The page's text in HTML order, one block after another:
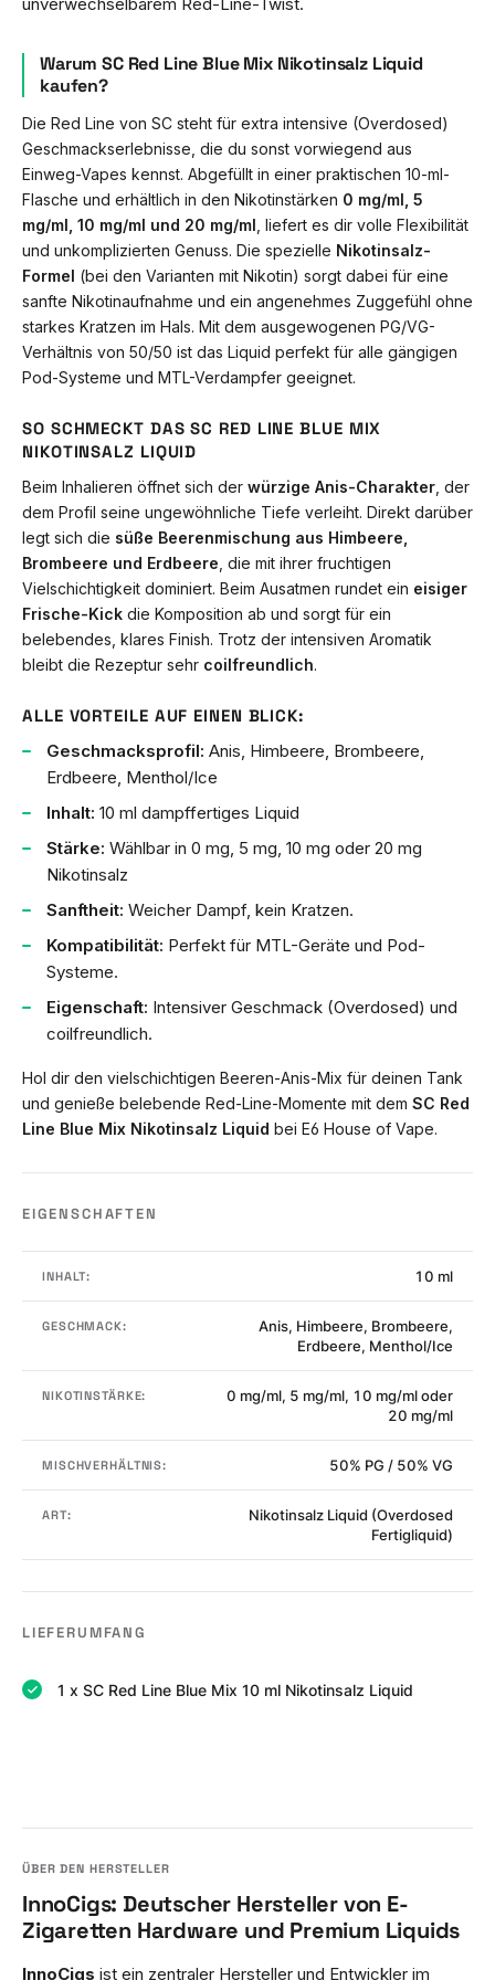
Warum SC Red Line Blue Mix Nikotinsalz Liquid
kaufen?
Die Red Line von SC steht für extra intensive (Overdosed)
Geschmackserlebnisse, die du sonst vorwiegend aus
Einweg-Vapes kennst. Abgefüllt in einer praktischen 10-ml-
Flasche und erhältlich in den Nikotinstärken 0 mg/ml, 5
mg/ml, 10 mg/ml und 20 mg/ml , liefert es dir volle Flexibilität
und unkomplizierten Genuss. Die spezielle Nikotinsalz-
Formel (bei den Varianten mit Nikotin) sorgt dabei für eine
sanfte Nikotinaufnahme und ein angenehmes Zuggefühl ohne
starkes Kratzen im Hals. Mit dem ausgewogenen PG/VG-
Verhältnis von 50/50 ist das Liquid perfekt für alle gängigen
Pod-Systeme und MTL-Verdampfer geeignet.
SO SCHMECKT DAS SC RED LINE BLUE MIX
NIKOTINSALZ LIQUID
Beim Inhalieren öffnet sich der würzige Anis-Charakter , der
dem Profil seine ungewöhnliche Tiefe verleiht. Direkt darüber
legt sich die süße Beerenmischung aus Himbeere,
Brombeere und Erdbeere , die mit ihrer fruchtigen
Vielschichtigkeit dominiert. Beim Ausatmen rundet ein eisiger
Frische-Kick die Komposition ab und sorgt für ein
belebendes, klares Finish. Trotz der intensiven Aromatik
bleibt die Rezeptur sehr coilfreundlich.
ALLE VORTEILE AUF EINEN BLICK:
Geschmacksprofil: Anis, Himbeere, Brombeere,
Erdbeere, Menthol/Ice
Inhalt: 10 ml dampffertiges Liquid
Stärke: Wählbar in 0 mg, 5 mg, 10 mg oder 20 mg
Nikotinsalz
Sanftheit: Weicher Dampf, kein Kratzen.
Kompatibilität: Perfekt für MTL-Geräte und Pod-
Systeme.
Eigenschaft: Intensiver Geschmack (Overdosed) und
coilfreundlich.
Hol dir den vielschichtigen Beeren-Anis-Mix für deinen Tank
und genieße belebende Red-Line-Momente mit dem SC Red
Line Blue Mix Nikotinsalz Liquid bei E6 House of Vape.
EIGENSCHAFTEN
INHALT: 10 ml
GESCHMACK:
Anis, Himbeere, Brombeere,
Erdbeere, Menthol/Ice
NIKOTINSTÄRKE:
0 mg/ml, 5 mg/ml, 10 mg/ml oder
20 mg/ml
MISCHVERHÄLTNIS: 50% PG / 50% VG
ART:
Nikotinsalz Liquid (Overdosed
Fertigliquid)
LIEFERUMFANG
1 x SC Red Line Blue Mix 10 ml Nikotinsalz Liquid
InnoCigs: Deutscher Hersteller von E-
Zigaretten Hardware und Premium Liquids
InnoCigs ist ein zentraler Hersteller und Entwickler im